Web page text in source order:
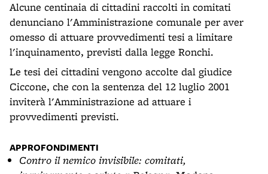
Alcune centinaia di cittadini raccolti in comitati
denunciano l'Amministrazione comunale per aver
omesso di attuare provvedimenti tesi a limitare
l'inquinamento, previsti dalla legge Ronchi.
Le tesi dei cittadini vengono accolte dal giudice
Ciccone, che con la sentenza del 12 luglio 2001
inviterà l'Amministrazione ad attuare i
provvedimenti previsti.
APPROFONDIMENTI
Contro il nemico invisibile: comitati,